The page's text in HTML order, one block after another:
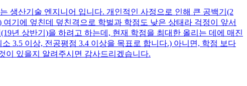
생산기술 엔지니어 입니다. 개인적인 사정으로 인해 큰 공백기(2
기에 엎친데 덮친격으로 학벌과 학점도 낮은 상태라 걱정이 앞서
년 상반기)을 하려고 하는데, 현재 학점을 최대한 올리는 데에 매진
3.5 이상, 전공평점 3.4 이상을 목표로 합니다.) 아니면, 학점 보다
이 있을지 알려주시면 감사드리겠습니다.